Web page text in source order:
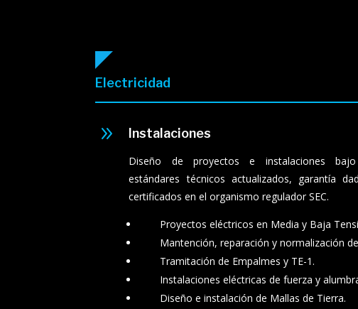
Electricidad
9 Instalaciones
Diseño de proyectos e instalaciones bajo
estándares técnicos actualizados, garantía
certificados en el organismo regulador SEC.
Proyectos eléctricos en Media y Baja
Mantención, reparación y normalización
Tramitación de Empalmes y TE-1.
Instalaciones eléctricas de fuerza y
Diseño e instalación de Mallas de Tierra.